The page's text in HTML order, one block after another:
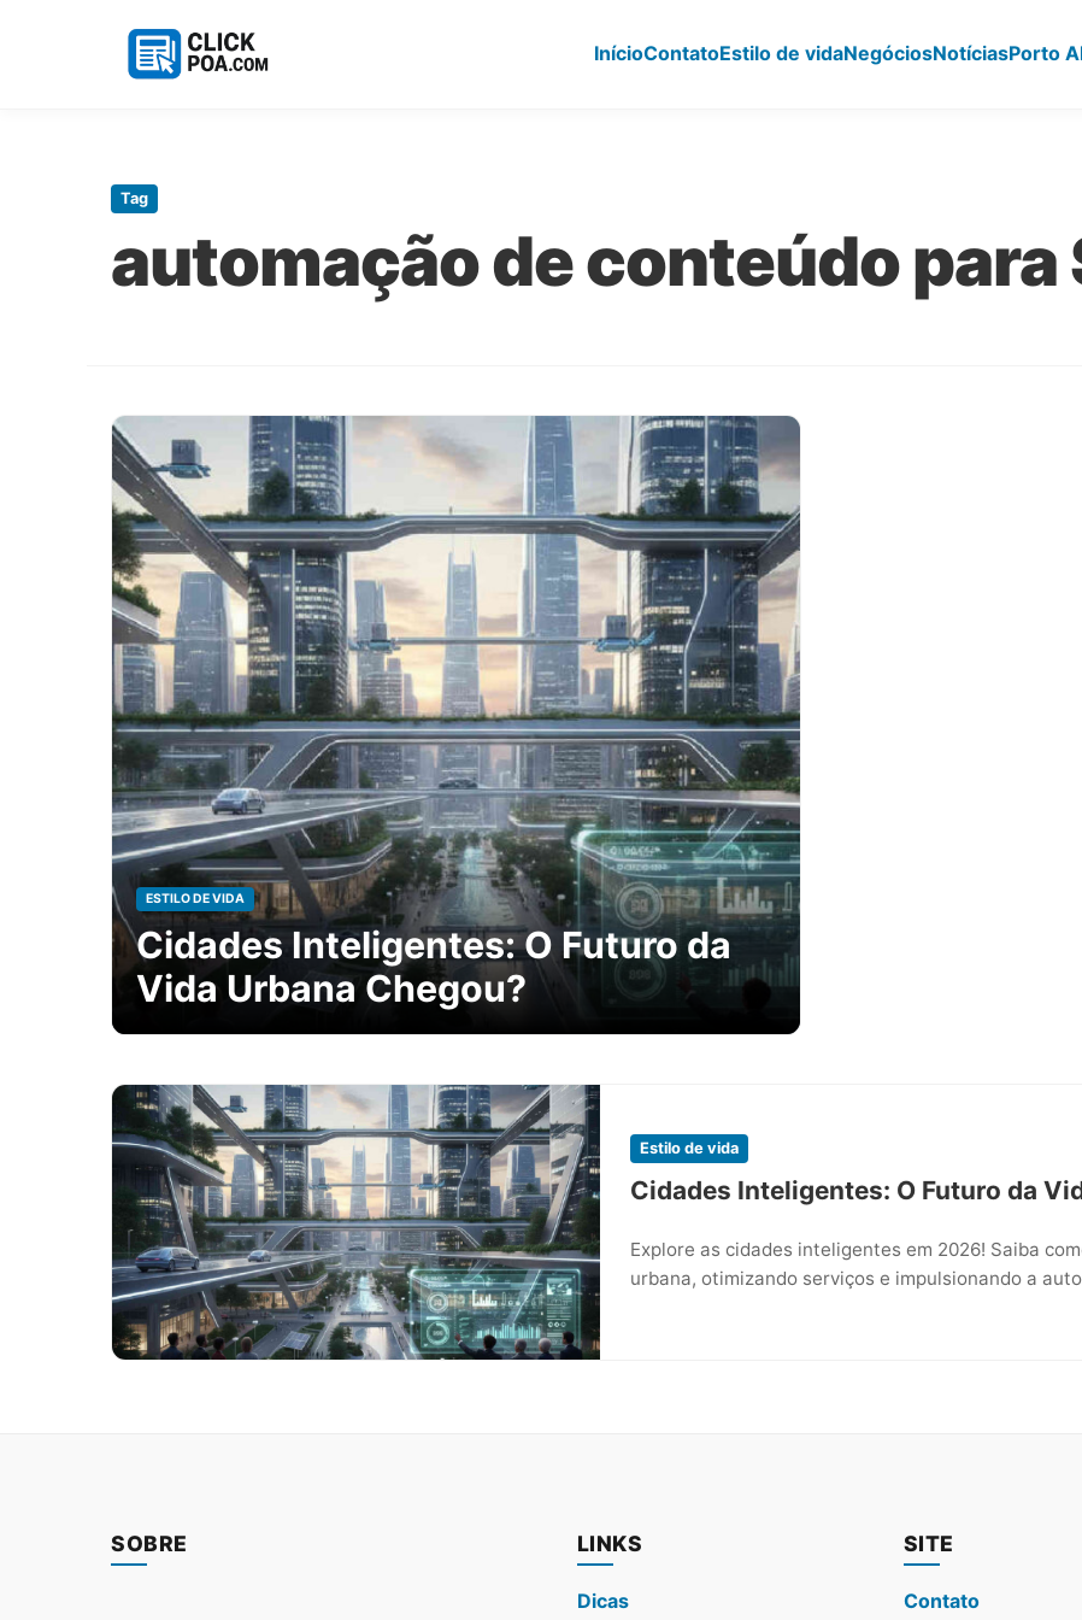
InícioContatoEstilo de vidaNegóciosNotíciasPorto
Tag
automação de conteúdo para
ESTILO DE VIDA
Cidades Inteligentes: O Futuro da
Vida Urbana Chegou?
Estilo de vida
Cidades Inteligentes: O Futuro da
Explore as cidades inteligentes em 2026! Saiba
urbana, otimizando serviços e impulsionando a
SOBRE LINKS
Dicas
SITE
Contato